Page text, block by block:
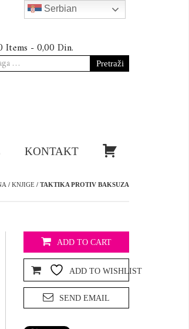
Items -0,00 Din.
KONTAKT
/ KNJIGE / TAKTIKA PROTIV BAKSUZA
ADD TO CART
ADD TO WISHLIST
SEND EMAIL
Serbian